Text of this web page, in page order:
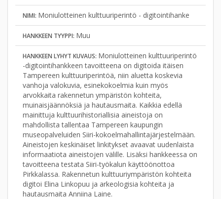
NIMI: Moniulotteinen kulttuuriperintö - digitointihanke
HANKKEEN TYYPPI: Muu
HANKKEEN LYHYT KUVAUS: Moniulotteinen kulttuuriperintö
-digitointihankkeen tavoitteena on digitoida itäisen
Tampereen kulttuuriperintöä, niin aluetta koskevia
vanhoja valokuvia, esinekokoelmia kuin myös
arvokkaita rakennetun ympäristön kohteita,
muinaisjäännöksiä ja hautausmaita. Kaikkia edellä
mainittuja kulttuurihistoriallisia aineistoja on
mahdollista tallentaa Tampereen kaupungin
museopalveluiden Siiri-kokoelmahallintajärjestelmään.
Aineistojen keskinäiset linkitykset avaavat uudenlaista
informaatiota aineistojen välille. Lisäksi hankkeessa on
tavoitteena testata Siiri-työkalun käyttöönottoa
Pirkkalassa. Rakennetun kulttuuriympäristön kohteita
digitoi Elina Linkopuu ja arkeologisia kohteita ja
hautausmaita Anniina Laine.